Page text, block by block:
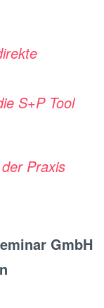
S+P Tool
Praxis
GmbH